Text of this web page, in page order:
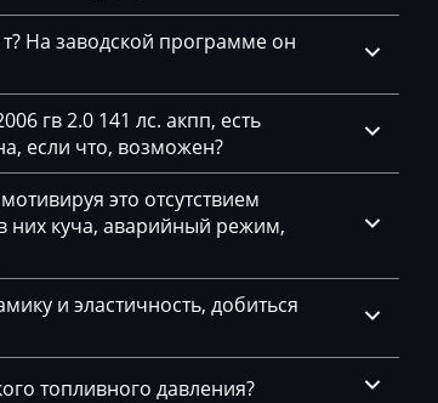
На заводской программе он
гв 2.0 141 лс. акпп, есть
если что, возможен?
это отсутствием
них куча, аварийный режим,
и эластичность, добиться
топливного давления?